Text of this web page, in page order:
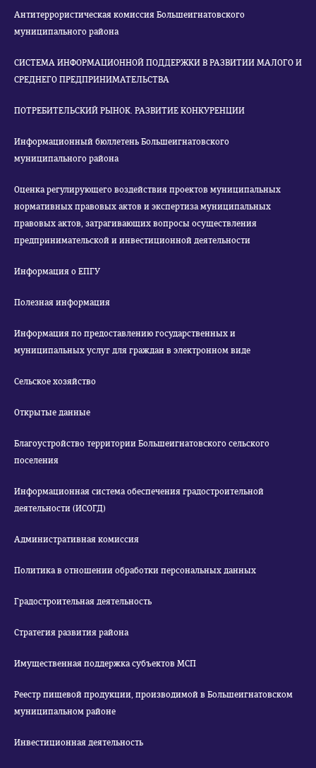
Антитеррористическая комиссия Большеигнатовского
муниципального района
СИСТЕМА ИНФОРМАЦИОННОЙ ПОДДЕРЖКИ В РАЗВИТИИ МАЛОГО И
СРЕДНЕГО ПРЕДПРИНИМАТЕЛЬСТВА
ПОТРЕБИТЕЛЬСКИЙ РЫНОК. РАЗВИТИЕ КОНКУРЕНЦИИ
Информационный бюллетень Большеигнатовского
муниципального района
Оценка регулирующего воздействия проектов муниципальных
нормативных правовых актов и экспертиза муниципальных
правовых актов, затрагивающих вопросы осуществления
предпринимательской и инвестиционной деятельности
Информация о ЕПГУ
Полезная информация
Информация по предоставлению государственных и
муниципальных услуг для граждан в электронном виде
Сельское хозяйство
Открытые данные
Благоустройство территории Большеигнатовского сельского
поселения
Информационная система обеспечения градостроительной
деятельности (ИСОГД)
Административная комиссия
Политика в отношении обработки персональных данных
Градостроительная деятельность
Стратегия развития района
Имущественная поддержка субъектов МСП
Реестр пищевой продукции, производимой в Большеигнатовском
муниципальном районе
Инвестиционная деятельность